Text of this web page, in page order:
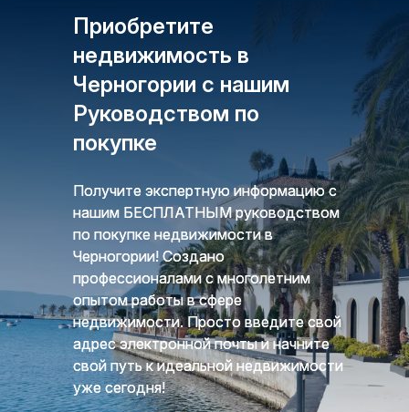
Приобретите
недвижимость в
Черногории с нашим
Руководством по
покупке
Получите экспертную информацию с
нашим БЕСПЛАТНЫМ руководством
по покупке недвижимости в
Черногории! Создано
профессионалами с многолетним
опытом работы в сфере
недвижимости. Просто введите свой
адрес электронной почты и начните
свой путь к идеальной недвижимости
уже сегодня!